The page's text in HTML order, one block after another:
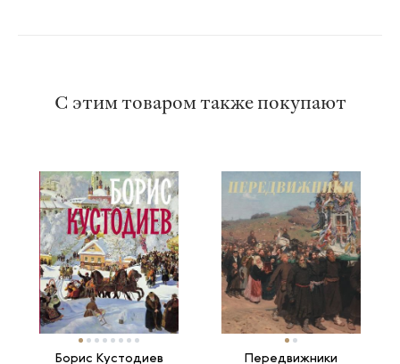
С этим товаром также покупают
Борис Кустодиев Передвижники